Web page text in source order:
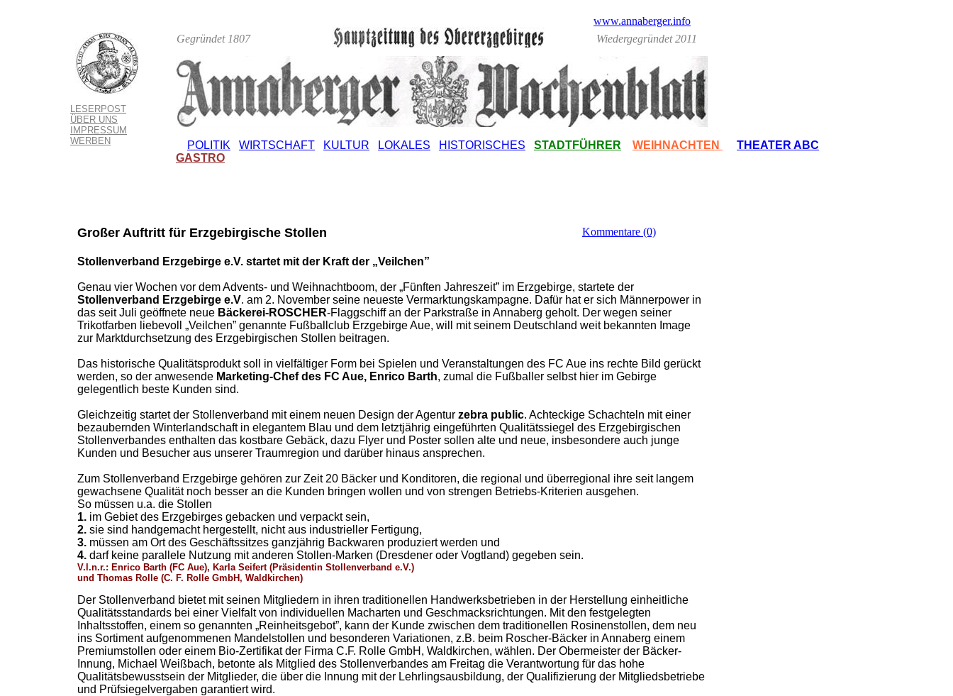
LESERPOST
ÜBER UNS
IMPRESSUM
WERBEN
Gegründet 1807
www.annaberger.info
Wiedergegründet 2011
POLITIK WIRTSCHAFT KULTUR LOKALES HISTORISCHES STADTFÜHRER
WEIHNACHTEN
GASTRO
THEATER ABC
Kommentare (0)
Großer Auftritt für Erzgebirgische Stollen
Stollenverband Erzgebirge e.V. startet mit der Kraft der „Veilchen”
Genau vier Wochen vor dem Advents- und Weihnachtboom, der „Fünften Jahreszeit” im Erzgebirge, startete der
Stollenverband Erzgebirge e.V. am 2. November seine neueste Vermarktungskampagne. Dafür hat er sich Männerpower in
das seit Juli geöffnete neue Bäckerei-ROSCHER-Flaggschiff an der Parkstraße in Annaberg geholt. Der wegen seiner
Trikotfarben liebevoll „Veilchen” genannte Fußballclub Erzgebirge Aue, will mit seinem Deutschland weit bekannten Image
zur Marktdurchsetzung des Erzgebirgischen Stollen beitragen.
Das historische Qualitätsprodukt soll in vielfältiger Form bei Spielen und Veranstaltungen des FC Aue ins rechte Bild gerückt
werden, so der anwesende Marketing-Chef des FC Aue, Enrico Barth, zumal die Fußballer selbst hier im Gebirge
gelegentlich beste Kunden sind.
Gleichzeitig startet der Stollenverband mit einem neuen Design der Agentur zebra public. Achteckige Schachteln mit einer
bezaubernden Winterlandschaft in elegantem Blau und dem letztjährig eingeführten Qualitätssiegel des Erzgebirgischen
Stollenverbandes enthalten das kostbare Gebäck, dazu Flyer und Poster sollen alte und neue, insbesondere auch junge
Kunden und Besucher aus unserer Traumregion und darüber hinaus ansprechen.
Zum Stollenverband Erzgebirge gehören zur Zeit 20 Bäcker und Konditoren, die regional und überregional ihre seit langem
gewachsene Qualität noch besser an die Kunden bringen wollen und von strengen Betriebs-Kriterien ausgehen.
So müssen u.a. die Stollen
1. im Gebiet des Erzgebirges gebacken und verpackt sein,
2. sie sind handgemacht hergestellt, nicht aus industrieller Fertigung,
3. müssen am Ort des Geschäftssitzes ganzjährig Backwaren produziert werden und
4. darf keine parallele Nutzung mit anderen Stollen-Marken (Dresdener oder Vogtland) gegeben sein.
V.l.n.r.: Enrico Barth (FC Aue), Karla Seifert (Präsidentin Stollenverband e.V.)
und Thomas Rolle (C. F. Rolle GmbH, Waldkirchen)
Der Stollenverband bietet mit seinen Mitgliedern in ihren traditionellen Handwerksbetrieben in der Herstellung einheitliche
Qualitätsstandards bei einer Vielfalt von individuellen Macharten und Geschmacksrichtungen. Mit den festgelegten
Inhaltsstoffen, einem so genannten „Reinheitsgebot”, kann der Kunde zwischen dem traditionellen Rosinenstollen, dem neu
ins Sortiment aufgenommenen Mandelstollen und besonderen Variationen, z.B. beim Roscher-Bäcker in Annaberg einem
Premiumstollen oder einem Bio-Zertifikat der Firma C.F. Rolle GmbH, Waldkirchen, wählen. Der Obermeister der Bäcker-
Innung, Michael Weißbach, betonte als Mitglied des Stollenverbandes am Freitag die Verantwortung für das hohe
Qualitätsbewusstsein der Mitglieder, die über die Innung mit der Lehrlingsausbildung, der Qualifizierung der Mitgliedsbetriebe
und Prüfsiegelvergaben garantiert wird.